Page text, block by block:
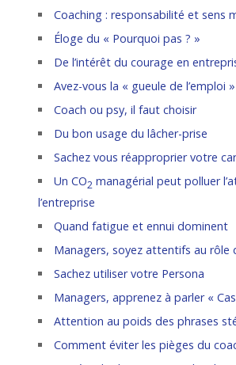
Coaching : responsabilité et sens
Éloge du « Pourquoi pas ? »
De l’intérêt du courage en
Avez-vous la « gueule de l’emploi
Coach ou psy, il faut choisir
Du bon usage du lâcher-prise
Sachez vous réapproprier votre
Un CO2 managérial peut polluer
l’entreprise
Quand fatigue et ennui dominent
Managers, soyez attentifs au rôle
Sachez utiliser votre Persona
Managers, apprenez à parler «
Attention au poids des phrases
Comment éviter les pièges du